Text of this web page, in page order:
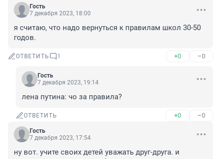
Гость
7 декабря 2023, 18:00
я считаю, что надо вернуться к правилам школ 30-50
годов.
ОТВЕТИТЬ 1 +0 –0
Гость
7 декабря 2023, 19:14
лена путина: чо за правила?
ОТВЕТИТЬ +0 –0
Гость
7 декабря 2023, 17:54
ну вот. учите своих детей уважать друг-друга. и